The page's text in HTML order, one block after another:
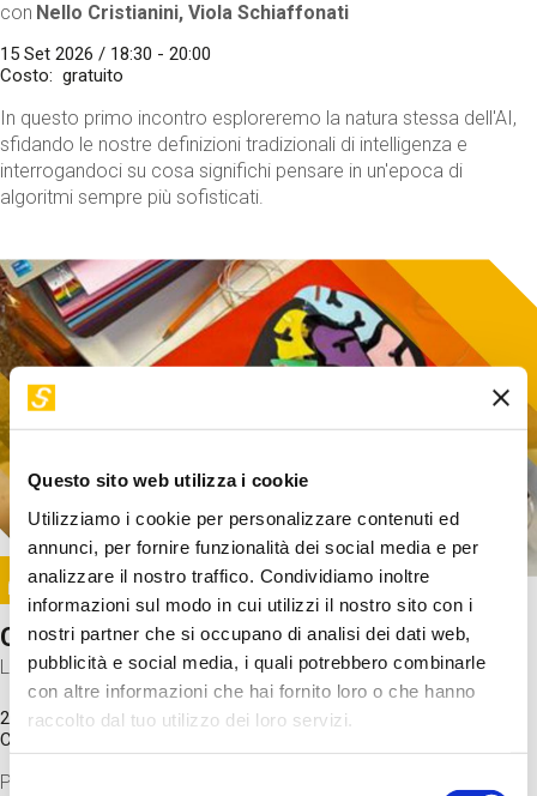
Questo sito web utilizza i cookie
Utilizziamo i cookie per personalizzare contenuti ed
annunci, per fornire funzionalità dei social media e per
analizzare il nostro traffico. Condividiamo inoltre
informazioni sul modo in cui utilizzi il nostro sito con i
nostri partner che si occupano di analisi dei dati web,
pubblicità e social media, i quali potrebbero combinarle
con altre informazioni che hai fornito loro o che hanno
raccolto dal tuo utilizzo dei loro servizi.
Selezione
con Nello Cristianini, Viola Schiaffonati
15 Set 2026 / 18:30 - 20:00
Costo
gratuito
In questo primo incontro esploreremo la natura stessa dell'AI,
sfidando le nostre definizioni tradizionali di intelligenza e
interrogandoci su cosa significhi pensare in un'epoca di
algoritmi sempre più sofisticati.
Image
SUNDAY@STEP
Come funziona il cervello?
Laboratorio
20 Set 2026 / 11:15 - 13:00
Costo
Proveremo a costruire un cervello in cartoncino cercando di